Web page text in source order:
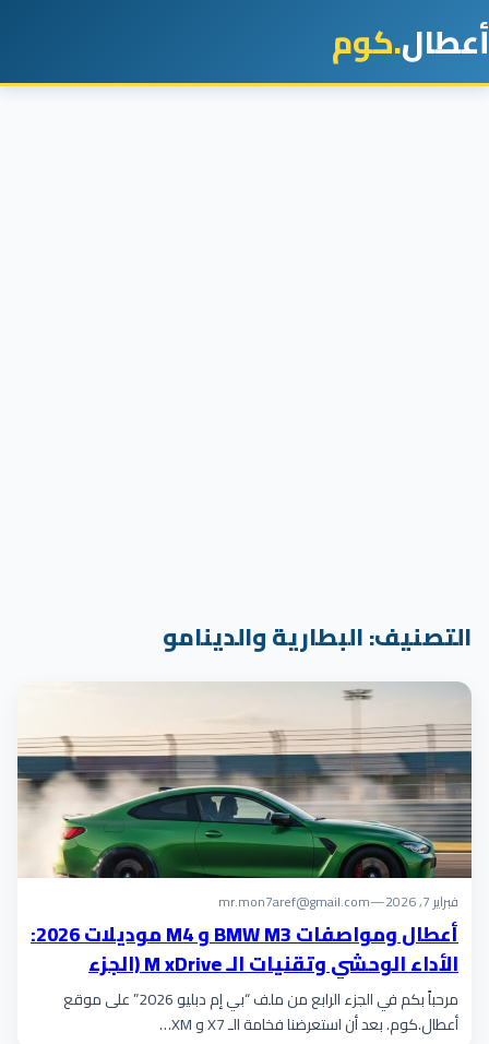
أعطال.كوم
التصنيف:البطارية والدينامو
فبراير 7, 2026 —
mr.mon7aref@gmail.com
أعطال ومواصفات BMW M3 و M4 موديلات 2026:
الأداء الوحشي وتقنيات الـ M xDrive (الجزء
الرابع)
مرحباً بكم في الجزء الرابع من ملف “بي إم دبليو 2026” على موقع
أعطال.كوم. بعد أن استعرضنا فخامة الـ X7 و XM…